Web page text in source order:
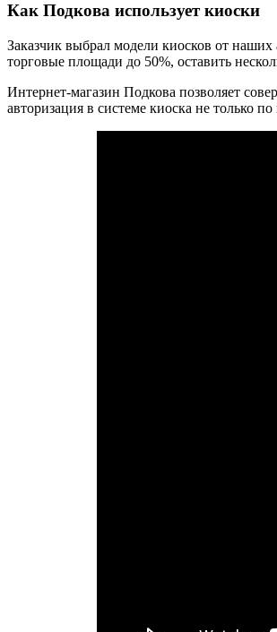
Как Подкова использует киоски
Заказчик выбрал модели киосков от
торговые площади до 50%, оставить
Интернет-магазин Подкова позволяет
авторизация в системе киоска не только